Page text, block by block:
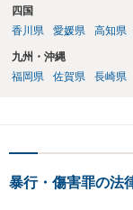
四国
香川県
愛媛県 高知県
九州・沖縄
福岡県
佐賀県 長崎県
暴行・傷害罪の法